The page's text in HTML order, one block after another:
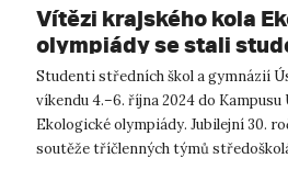
Vítězi krajského kola
olympiády se stali
Studenti středních škol a gymnázií
víkendu 4.–6. října 2024 do Kampusu
Ekologické olympiády. Jubilejní 30.
soutěže tříčlenných týmů